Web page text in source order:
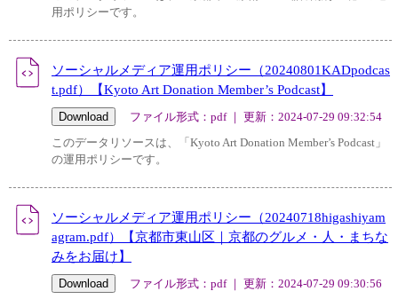
用ポリシーです。
ソーシャルメディア運用ポリシー（20240801KADpodcas
t.pdf）【Kyoto Art Donation Member’s Podcast】
ファイル形式：pdf ｜ 更新：2024-07-29 09:32:54
このデータリソースは、「Kyoto Art Donation Member’s Podcast」
の運用ポリシーです。
ソーシャルメディア運用ポリシー（20240718higashiyam
agram.pdf）【京都市東山区｜京都のグルメ・人・まちな
みをお届け】
ファイル形式：pdf ｜ 更新：2024-07-29 09:30:56